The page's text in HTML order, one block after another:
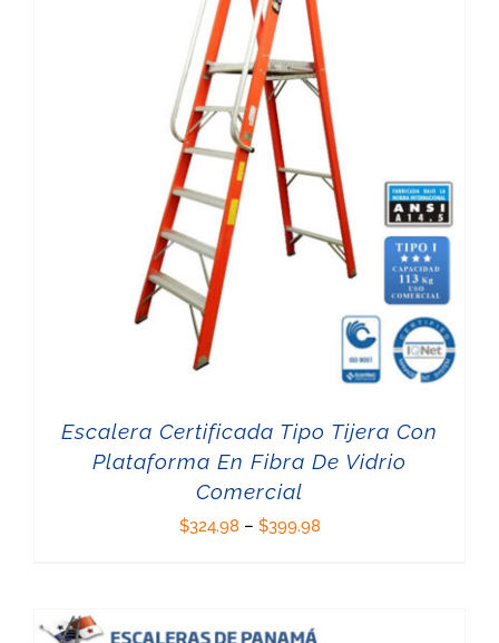
Escalera Certificada Tipo Tijera Con
Plataforma En Fibra De Vidrio
Comercial
$324.98– $399.98